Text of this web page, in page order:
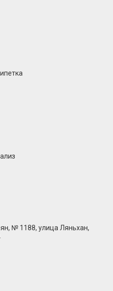
№ 1188, улица Ляньхан,